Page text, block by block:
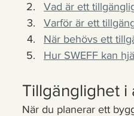
Vad är ett
Varför är ett
När behövs ett
Hur SWEFF kan
Tillgänglighet i
När du planerar ett